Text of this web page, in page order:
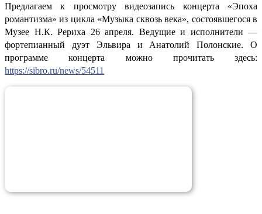
Предлагаем к просмотру видеозапись концерта «Эпоха
романтизма» из цикла «Музыка сквозь века», состоявшегося в
Музее Н.К. Рериха 26 апреля. Ведущие и исполнители —
фортепианный дуэт Эльвира и Анатолий Полонские. О
программе концерта можно прочитать здесь:
https://sibro.ru/news/54511